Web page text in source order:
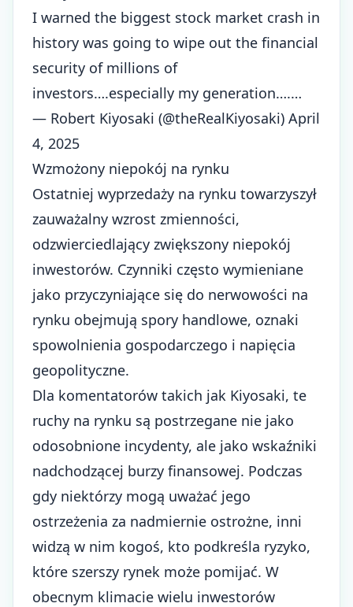
I warned the biggest stock market crash in
history was going to wipe out the financial
security of millions of
investors….especially my generation….…
— Robert Kiyosaki (@theRealKiyosaki) April
4, 2025
Wzmożony niepokój na rynku
Ostatniej wyprzedaży na rynku towarzyszył
zauważalny wzrost zmienności,
odzwierciedlający zwiększony niepokój
inwestorów. Czynniki często wymieniane
jako przyczyniające się do nerwowości na
rynku obejmują spory handlowe, oznaki
spowolnienia gospodarczego i napięcia
geopolityczne.
Dla komentatorów takich jak Kiyosaki, te
ruchy na rynku są postrzegane nie jako
odosobnione incydenty, ale jako wskaźniki
nadchodzącej burzy finansowej. Podczas
gdy niektórzy mogą uważać jego
ostrzeżenia za nadmiernie ostrożne, inni
widzą w nim kogoś, kto podkreśla ryzyko,
które szerszy rynek może pomijać. W
obecnym klimacie wielu inwestorów